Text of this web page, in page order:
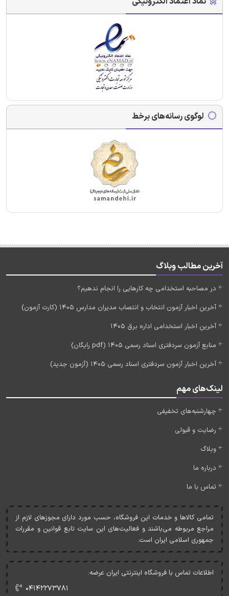
لوگوی رسانه‌های برخط
آخرین مطالب وبلاگ
در مصاحبه استخدامی چه کارهایی را انجام ندهیم؟
آخرین اخبار آزمون انتخاب و انتصاب مدیران مدارس 1405 (کارت آزمون)
آخرین اخبار استخدامی اداره برق 1405
منابع آزمون سردفتری اسناد رسمی 1405 (pdf رایگان)
آخرین اخبار آزمون سردفتری اسناد رسمی 1405 (آزمون جدید)
لینک‌های مهم
چهارشنبه‌های تخفیفی
رضایت و قبولی
وبلاگ
درباره ما
تماس با ما
تمامی کالاها و خدمات اين فروشگاه، حسب مورد دارای مجوزهای لازم از
مراجع مربوطه می‌باشند و فعاليت‌های اين سايت تابع قوانين و مقررات
جمهوری اسلامی ايران است.
اطلاعات تماس با فروشگاه اینترنتی ایران عرضه:
۰۴۱۴۲۲۷۳۷۸۱